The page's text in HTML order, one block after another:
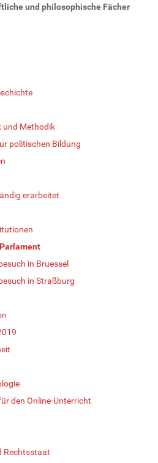
und philosophische Fächer
und Methodik
politischen Bildung
erarbeitet
in Bruessel
in Straßburg
den Online-Unterricht
Rechtsstaat